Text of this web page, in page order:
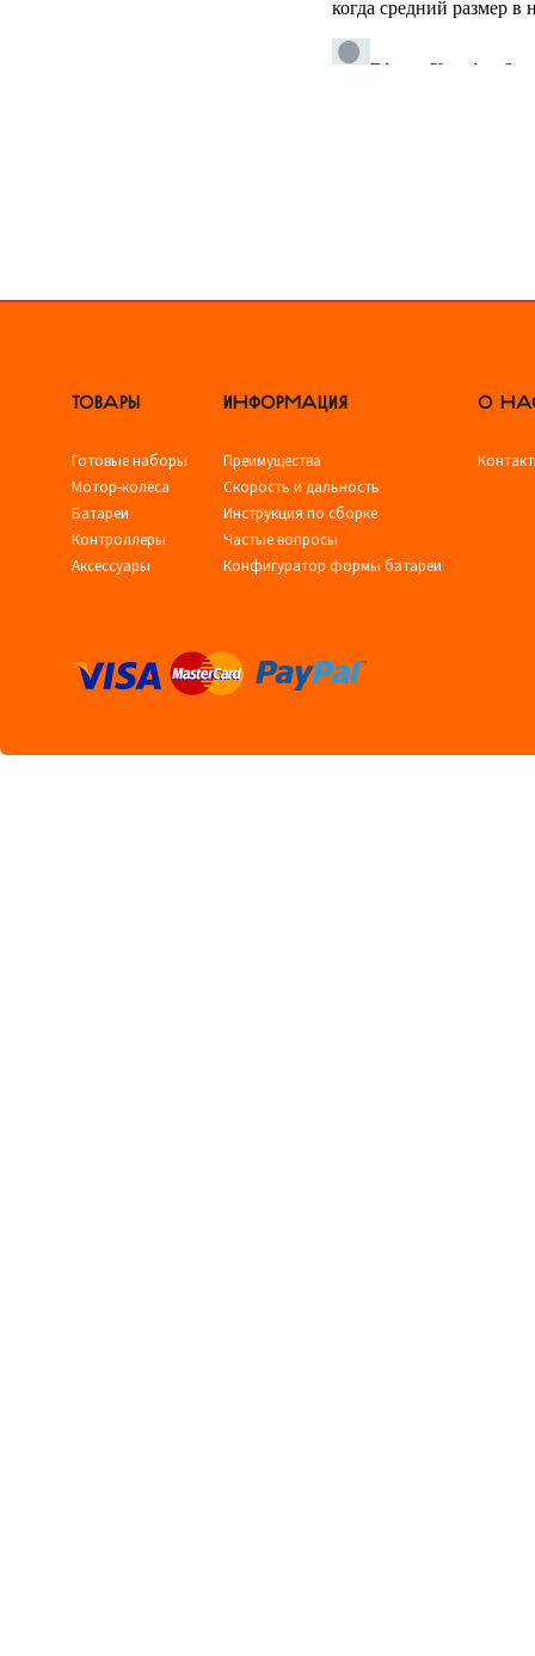
ТОВАРЫ
Готовые наборы
Мотор-колёса
Батареи
Контроллеры
Аксессуары
ИНФОРМАЦИЯ
Преимущества
Скорость и дальность
Инструкция по сборке
Частые вопросы
Конфигуратор формы батареи
О